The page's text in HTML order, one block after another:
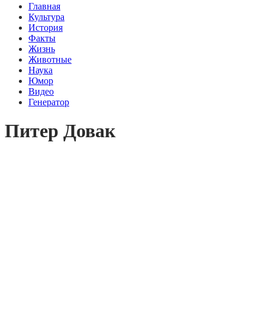
Главная
Культура
История
Факты
Жизнь
Животные
Наука
Юмор
Видео
Генератор
Питер Довак